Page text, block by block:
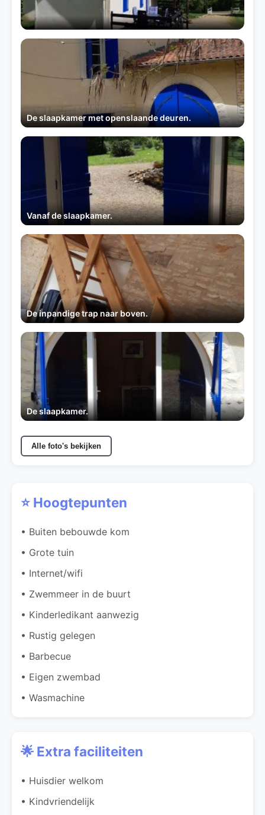
De slaapkamer met openslaande deuren.
Vanaf de slaapkamer.
De inpandige trap naar boven.
De slaapkamer.
Alle foto's bekijken
⭐ Hoogtepunten
• Buiten bebouwde kom
• Grote tuin
• Internet/wifi
• Zwemmeer in de buurt
• Kinderledikant aanwezig
• Rustig gelegen
• Barbecue
• Eigen zwembad
• Wasmachine
🌟 Extra faciliteiten
• Huisdier welkom
• Kindvriendelijk